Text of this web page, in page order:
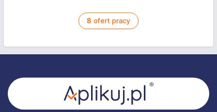
8 ofert pracy